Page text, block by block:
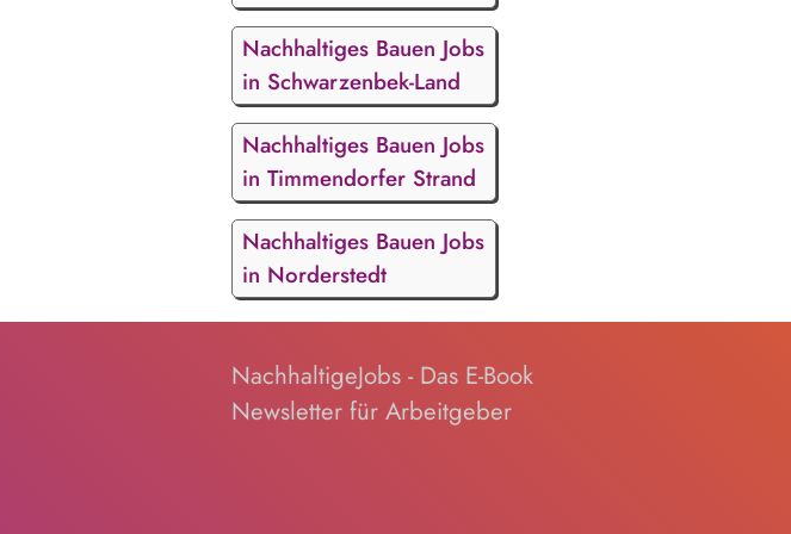
Nachhaltiges Bauen Jobs
in Schwarzenbek-Land
Nachhaltiges Bauen Jobs
in Timmendorfer Strand
Nachhaltiges Bauen Jobs
in Norderstedt
NachhaltigeJobs - Das E-Book
Newsletter für Arbeitgeber